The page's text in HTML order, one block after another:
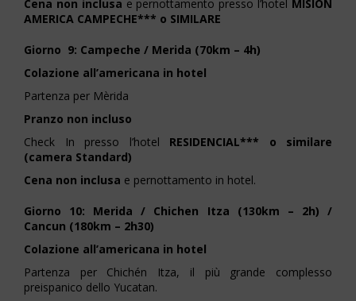
Cena non inclusa e pernottamento presso l’hotel
MISION
AMERICA CAMPECHE*** o SIMILARE
Giorno 9: Campeche / Merida (70km – 4h)
Colazione all’americana in hotel
Partenza per Mèrida
Pranzo non incluso
Check In presso l’hotel RESIDENCIAL*** o similare
(camera Standard)
Cena non inclusa e pernottamento in hotel.
Giorno 10: Merida / Chichen Itza (130km – 2h) /
Cancun (180km – 2h30)
Colazione all’americana in hotel
Partenza per Chichén Itza, il più grande complesso
preispanico dello Yucatan.